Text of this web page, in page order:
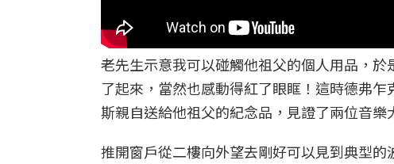
老先生示意我可以碰觸他祖父的個人用品，
了起來，當然也感動得紅了眼眶！這時德弗
斯親自送給他祖父的紀念品，見證了兩位音樂
推開窗戶從二樓向外望去剛好可以見到典型